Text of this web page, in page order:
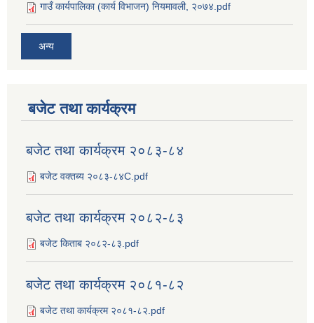
गाउँ कार्यपालिका (कार्य विभाजन) नियमावली, २०७४.pdf
अन्य
बजेट तथा कार्यक्रम
बजेट तथा कार्यक्रम २०८३-८४
बजेट वक्तब्य २०८३-८४C.pdf
बजेट तथा कार्यक्रम २०८२-८३
बजेट किताब २०८२-८३.pdf
बजेट तथा कार्यक्रम २०८१-८२
बजेट तथा कार्यक्रम २०८१-८२.pdf